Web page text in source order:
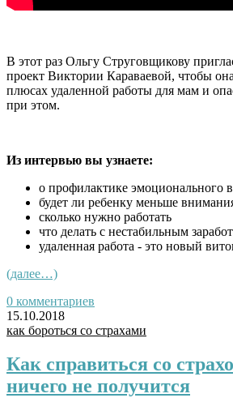
В этот раз Ольгу Струговщикову
проект Виктории Караваевой, чтобы
плюсах удаленной работы для мам и
при этом.
Из интервью вы узнаете:
о профилактике эмоционального
будет ли ребенку меньше
сколько нужно работать
что делать с нестабильным
удаленная работа - это новый
(далее…)
0 комментариев
15.10.2018
как бороться со страхами
Как справиться со
ничего не получится